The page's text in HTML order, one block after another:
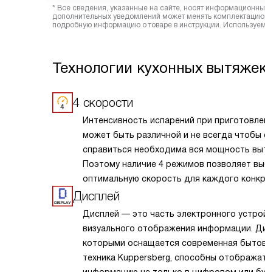
* Все сведения, указанные на сайте, носят
дополнительных уведомлений может менять
подробную информацию о товаре в инструкции.
Технологии кухонных
4 скорости
Интенсивность испарений при
может быть различной и не всегда чтобы
справиться необходима вся мощность
Поэтому наличие 4 режимов позволяет
оптимальную скорость для каждого
случая.
Дисплей
Дисплей — это часть электронного
визуального отображения информации.
которыми оснащается современная
техника Kuppersberg, способны